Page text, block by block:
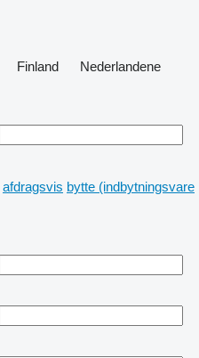
Finland
Nederlandene
afdragsvis bytte (indbytningsvare